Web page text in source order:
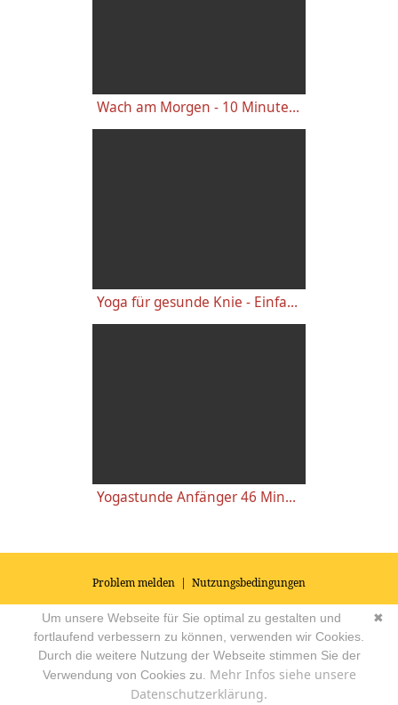
Wach am Morgen - 10 Minuten Yogastunde für Energie
Yoga für gesunde Knie - Einfache wirkungsvolle Gelenkübungen
Yogastunde Anfänger 46 Minuten
Problem melden | Nutzungsbedingungen
© 2026Impressum|Datenschutz|AGB's| Yoga Vidya Community -
Forum für Yoga, Meditation und Ayurveda Powered by
✖
Um unsere Webseite für Sie optimal zu gestalten und
fortlaufend verbessern zu können, verwenden wir Cookies.
Durch die weitere Nutzung der Webseite stimmen Sie der
Verwendung von Cookies zu. Mehr Infos siehe unsere
Datenschutzerklärung.